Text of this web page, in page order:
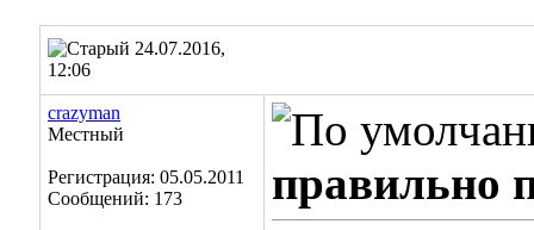
24.07.2016,
12:06
crazyman
Местный
Регистрация: 05.05.2011
Сообщений: 173
правильно